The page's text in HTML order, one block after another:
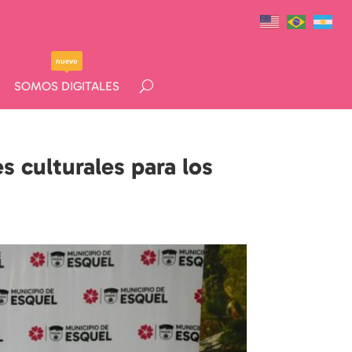
SOMOS DIGITALES
nuevo
SOMOS DIGITALES
nuevo
culturales para los